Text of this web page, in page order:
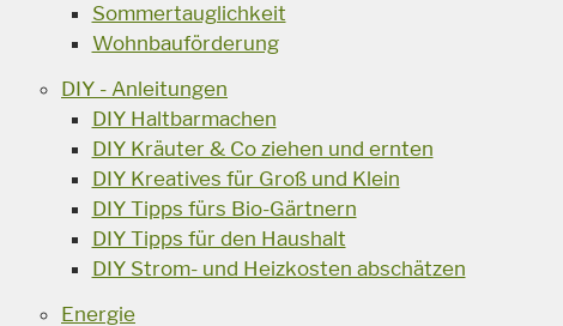
Sommertauglichkeit
Wohnbauförderung
DIY - Anleitungen
DIY Haltbarmachen
DIY Kräuter & Co ziehen und ernten
DIY Kreatives für Groß und Klein
DIY Tipps fürs Bio-Gärtnern
DIY Tipps für den Haushalt
DIY Strom- und Heizkosten abschätzen
Energie